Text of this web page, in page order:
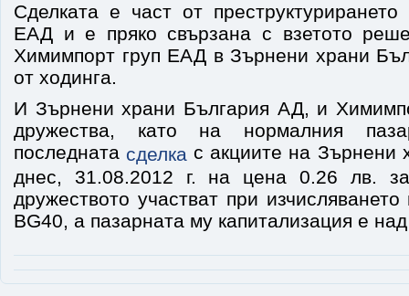
Сделката е част от
ЕАД и е пряко свързана с взетото
Химимпорт груп ЕАД в Зърнени храни
от ходинга.
И Зърнени храни България АД, и
дружества, като на нормалния
последната сделка с акциите на Зърнени
днес, 31.08.2012 г. на цена 0.26 лв.
дружеството участват при
BG40, а пазарната му капитализация е